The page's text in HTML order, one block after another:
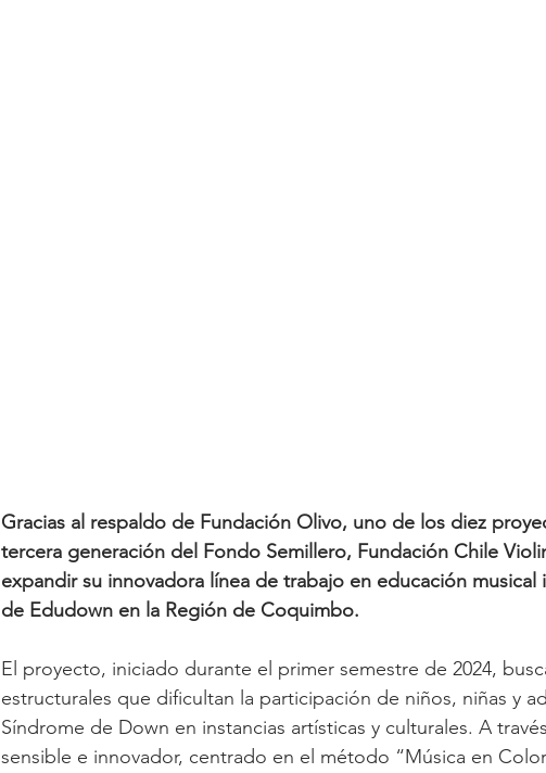
Gracias al respaldo de Fundación Olivo, uno de los diez
tercera generación del Fondo Semillero, Fundación Chile
expandir su innovadora línea de trabajo en educación musical
de Edudown en la Región de Coquimbo.
El proyecto, iniciado durante el primer semestre de 2024,
estructurales que dificultan la participación de niños, niñas y
Síndrome de Down en instancias artísticas y culturales. A
sensible e innovador, centrado en el método “Música en